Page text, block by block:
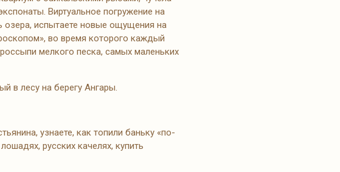
Виртуальное погружение на
испытаете новые ощущения на
во время которого каждый
мелкого песка, самых маленьких
в лесу на берегу Ангары.
узнаете, как топили баньку «по-
русских качелях, купить